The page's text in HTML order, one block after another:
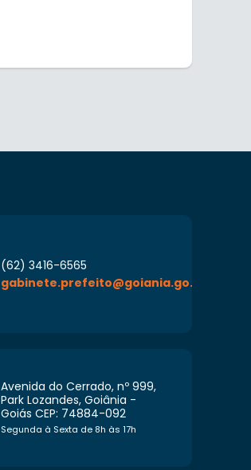
(62) 3416-6565
gabinete.prefeito@goiania.go.gov.br
Avenida do Cerrado, nº 999,
Park Lozandes, Goiânia -
Goiás CEP: 74884-092
Segunda à Sexta de 8h às 17h